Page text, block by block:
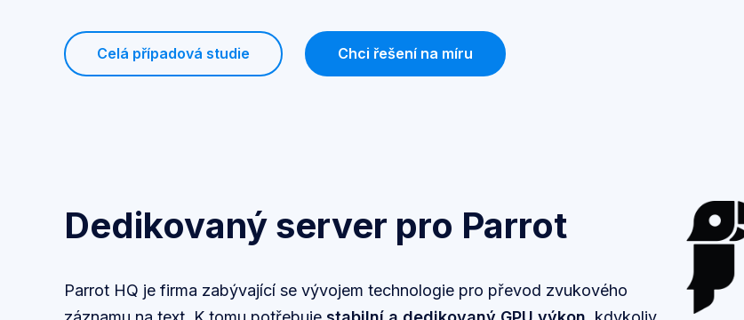
Celá případová studie Chci řešení na míru
Dedikovaný server pro Parrot
Parrot HQ je firma zabývající se vývojem technologie pro převod zvukového